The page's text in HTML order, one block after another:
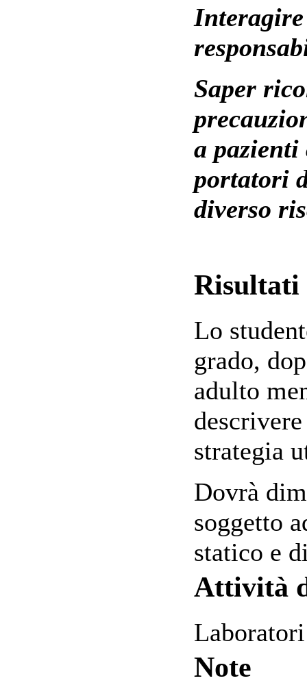
Saper
a
portatori
diverso
Risultati
Lo
grado,
adulto
strategia
Dovrà
soggetto
statico e
Attività
Note